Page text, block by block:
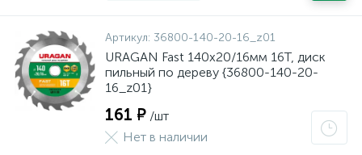
Артикул: 36800-140-20-16_z01
URAGAN Fast 140x20/16мм 16Т, диск
пильный по дереву {36800-140-20-
16_z01}
161 ₽ /шт
Нет в наличии